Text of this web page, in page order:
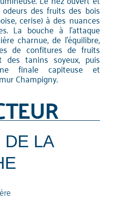
des fruits des bois
cerise) à des nuances
La bouche à l'attaque
charnue, de l'équilibre,
de confitures de fruits
des tanins soyeux, puis
finale capiteuse et
Champigny.
DE LA